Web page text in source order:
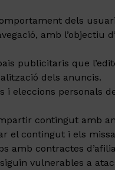
dels
amb l’objectiu
publicitaris que
dels anuncis.
eleccions personals
contingut amb
el contingut i els
amb contractes
vulnerables a